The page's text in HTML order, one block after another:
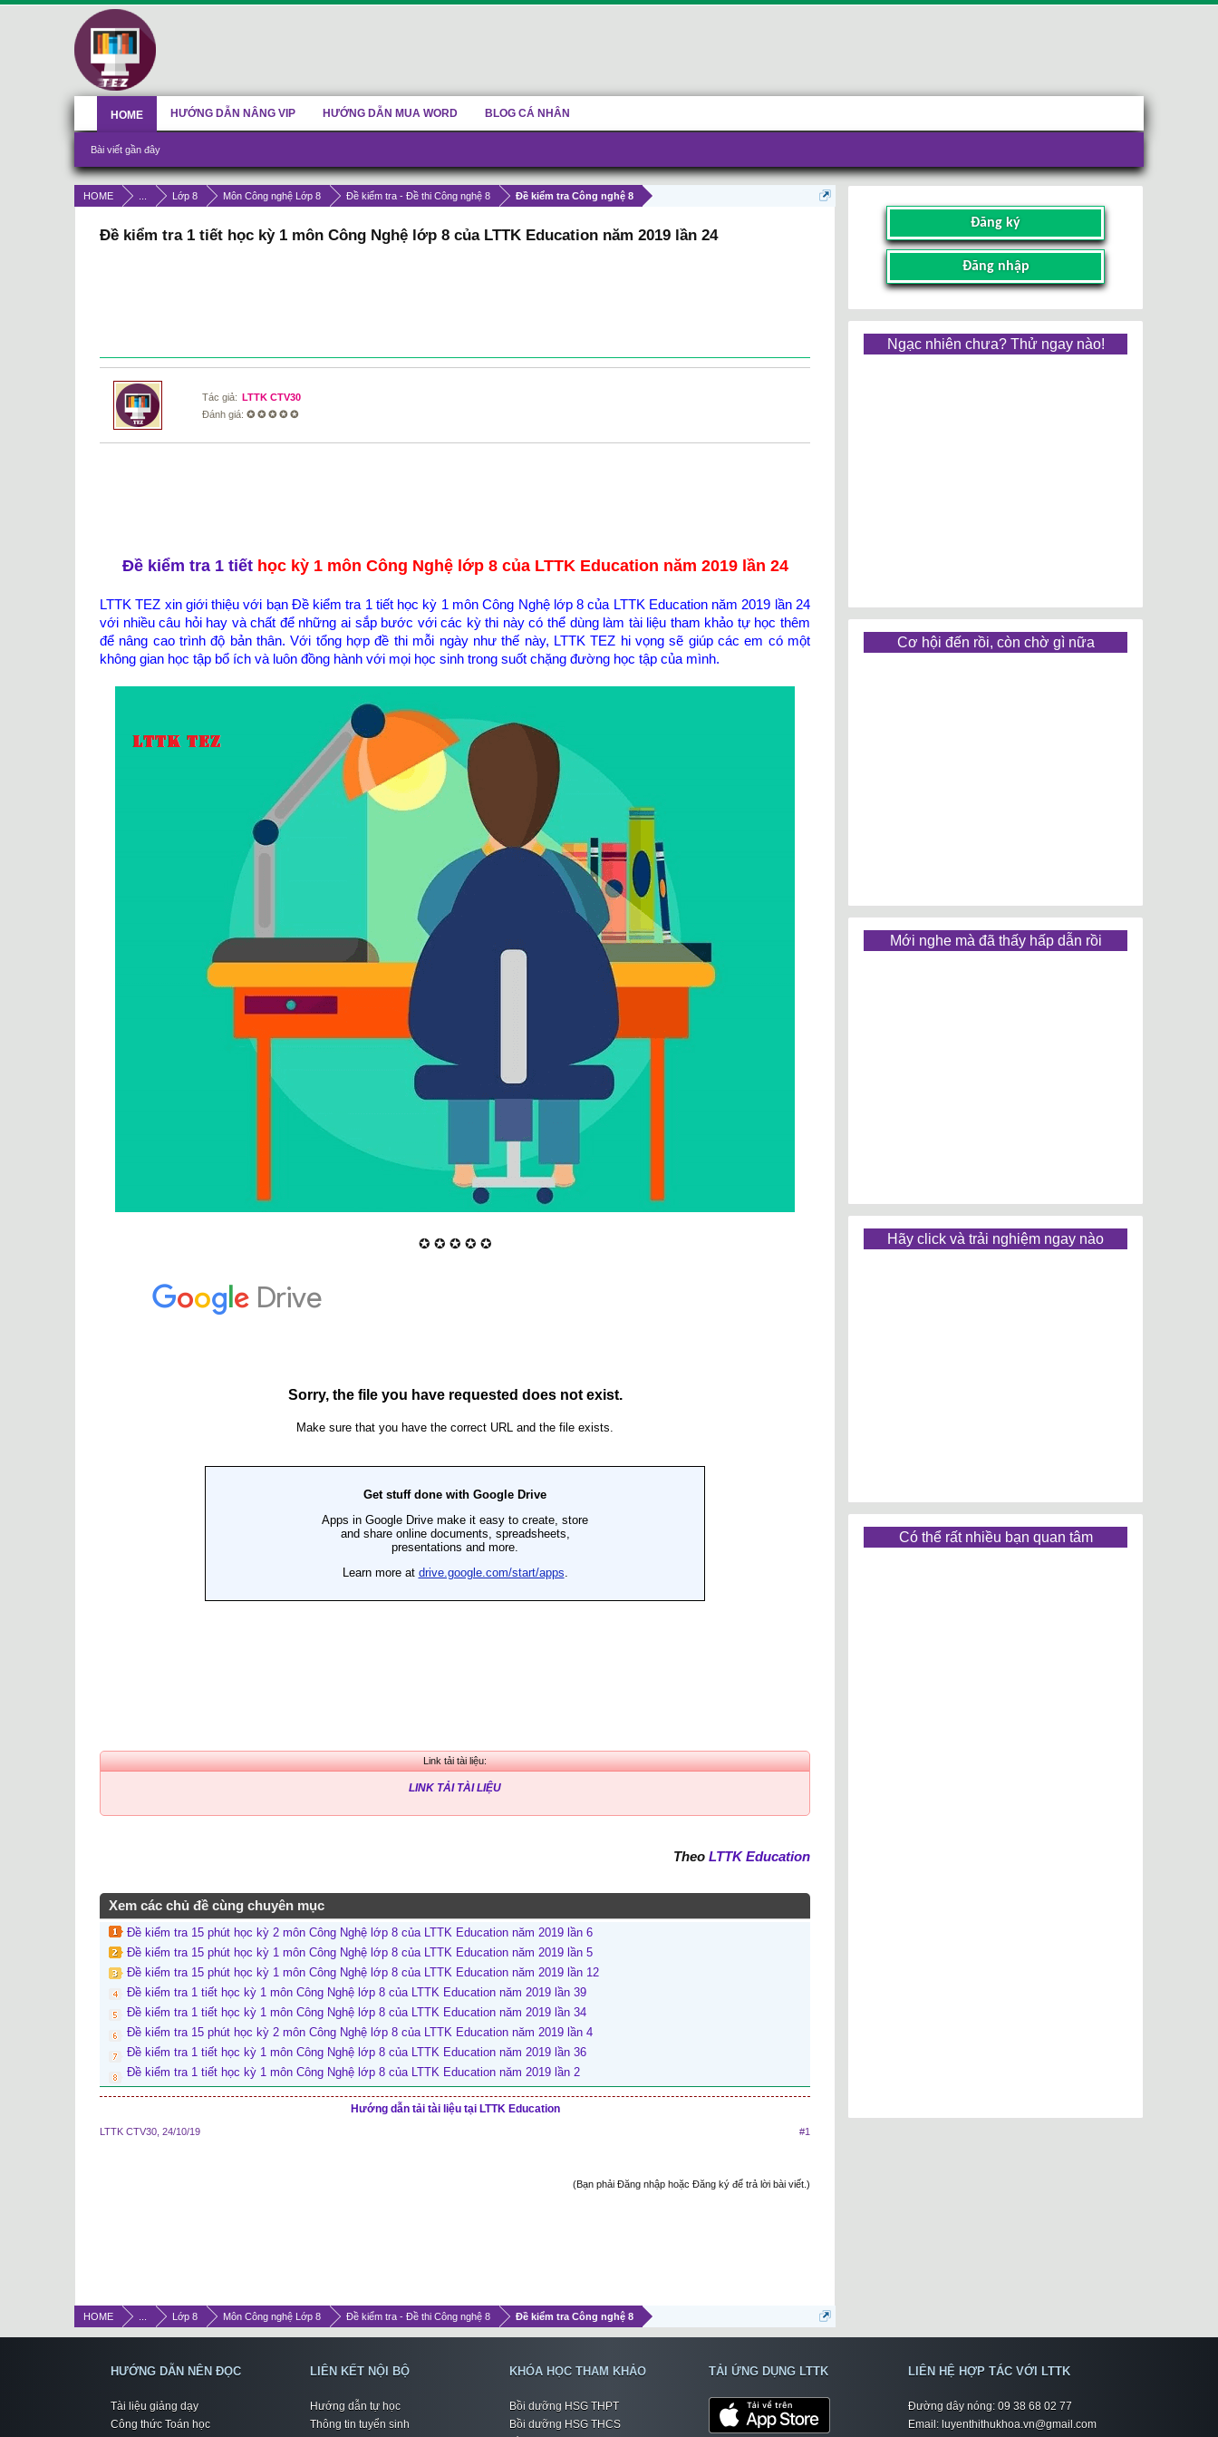
HOME Lớp 8 Môn Công nghệ Lớp 8 Đề kiểm tra - Đề thi Công nghệ 8 Đề kiểm tra Công nghệ 8
Đề kiểm tra 1 tiết học kỳ 1 môn Công Nghệ lớp 8 của LTTK Education năm 2019 lần 24
Tác giả: LTTK CTV30
Đánh giá: ✪ ✪ ✪ ✪ ✪
Đề kiểm tra 1 tiếthọc kỳ 1 môn Công Nghệ lớp 8 của LTTK Education năm 2019 lần 24
LTTK TEZ xin giới thiệu với bạn Đề kiểm tra 1 tiết học kỳ 1 môn Công Nghệ lớp 8 của LTTK Education năm 2019 lần 24
với nhiều câu hỏi hay và chất để những ai sắp bước với các kỳ thi này có thể dùng làm tài liệu tham khảo tự học thêm
để nâng cao trình độ bản thân. Với tổng hợp đề thi mỗi ngày như thế này, LTTK TEZ hi vọng sẽ giúp các em có một
không gian học tập bổ ích và luôn đồng hành với mọi học sinh trong suốt chặng đường học tập của mình.
✪ ✪ ✪ ✪ ✪
Link tải tài liệu:
LINK TẢI TÀI LIỆU
Theo LTTK Education
Xem các chủ đề cùng chuyên mục
Đề kiểm tra 15 phút học kỳ 2 môn Công Nghệ lớp 8 của LTTK Education năm 2019 lần 6
Đề kiểm tra 15 phút học kỳ 1 môn Công Nghệ lớp 8 của LTTK Education năm 2019 lần 5
Đề kiểm tra 15 phút học kỳ 1 môn Công Nghệ lớp 8 của LTTK Education năm 2019 lần 12
Đề kiểm tra 1 tiết học kỳ 1 môn Công Nghệ lớp 8 của LTTK Education năm 2019 lần 39
Đề kiểm tra 1 tiết học kỳ 1 môn Công Nghệ lớp 8 của LTTK Education năm 2019 lần 34
Đề kiểm tra 15 phút học kỳ 2 môn Công Nghệ lớp 8 của LTTK Education năm 2019 lần 4
Đề kiểm tra 1 tiết học kỳ 1 môn Công Nghệ lớp 8 của LTTK Education năm 2019 lần 36
Đề kiểm tra 1 tiết học kỳ 1 môn Công Nghệ lớp 8 của LTTK Education năm 2019 lần 2
Hướng dẫn tải tài liệu tại LTTK Education
LTTK CTV30 24/10/19 #1
(Bạn phải Đăng nhập hoặc Đăng ký để trả lời bài viết.)
HOME Lớp 8 Môn Công nghệ Lớp 8 Đề kiểm tra - Đề thi Công nghệ 8 Đề kiểm tra Công nghệ 8
Đăng ký
Đăng nhập
Ngạc nhiên chưa? Thử ngay nào!
Cơ hội đến rồi, còn chờ gì nữa
Mới nghe mà đã thấy hấp dẫn rồi
Hãy click và trải nghiệm ngay nào
Có thể rất nhiều bạn quan tâm
HOME
Bài viết gần đây
HƯỚNG DẪN NÂNG VIP HƯỚNG DẪN MUA WORD BLOG CÁ NHÂN
HƯỚNG DẪN NÊN ĐỌC
Tài liệu giảng dạy
Công thức Toán học
LIÊN KẾT NỘI BỘ
Hướng dẫn tự học
Thông tin tuyển sinh
KHÓA HỌC THAM KHẢO
Bồi dưỡng HSG THPT
Bồi dưỡng HSG THCS
TẢI ỨNG DỤNG LTTK LIÊN HỆ HỢP TÁC VỚI LTTK
Đường dây nóng: 09 38 68 02 77
Email: luyenthithukhoa.vn@gmail.com